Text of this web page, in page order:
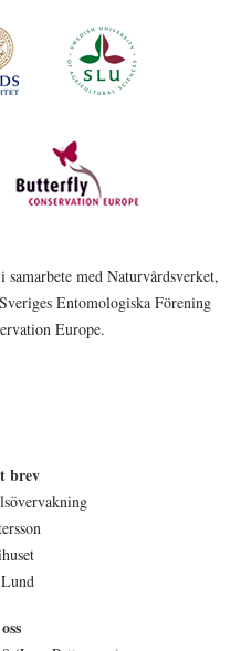
med Naturvårdsverket,
Entomologiska Förening
Europe.
brev